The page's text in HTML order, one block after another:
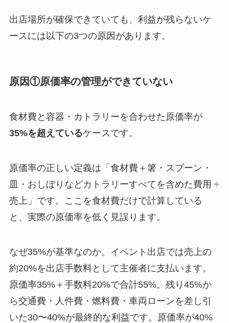
出店場所が確保できていても、利益が残らないケ
ースには以下の3つの原因があります。
原因①原価率の管理ができていない
食材費と容器・カトラリーを合わせた原価率が
35%を超えているケースです。
原価率の正しい定義は「食材費＋箸・スプーン・
皿・おしぼりなどカトラリーすべてを含めた費用 ÷
売上」です。ここを食材費だけで計算している
と、実際の原価率を低く見誤ります。
なぜ35%が基準なのか。イベント出店では売上の
約20%を出店手数料として主催者に支払います。
原価率35%＋手数料20%で合計55%。残り45%か
ら交通費・人件費・燃料費・車両ローンを差し引
いた30〜40%が最終的な利益です。原価率が40%